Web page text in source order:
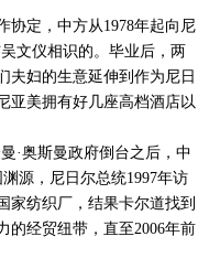
定，中方从1978年起向尼
文仪相识的。毕业后，两
夫妇的生意延伸到作为尼日
亚美拥有好几座高档酒店以
·奥斯曼政府倒台之后，中
源，尼日尔总统1997年访
家纺织厂，结果卡尔道找到
的经贸纽带，直至2006年前